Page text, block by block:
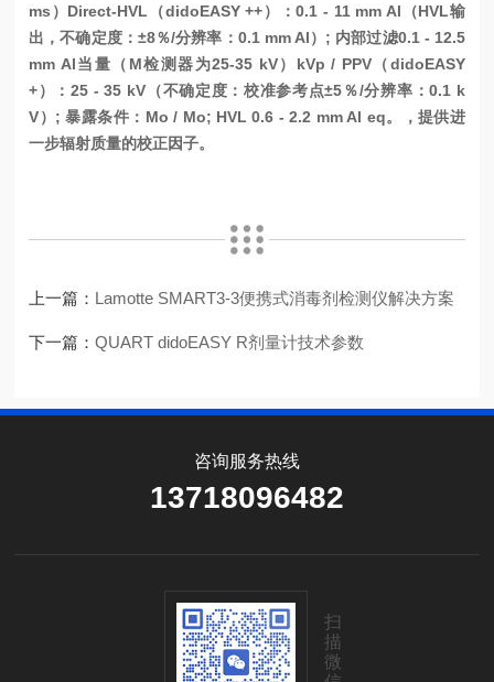
ms） Direct-HVL（didoEASY ++）：0.1 - 11 mm Al（HVL输
出，不确定度：±8％/分辨率：0.1 mm Al）; 内部过滤0.1 - 12.5
mm Al当量（M检测器为25-35 kV） kVp / PPV（didoEASY
+）：25 - 35 kV（不确定度：校准参考点±5％/分辨率：0.1 k
V）; 暴露条件：Mo / Mo; HVL 0.6 - 2.2 mm Al eq。，提供进
一步辐射质量的校正因子。
上一篇： Lamotte SMART3-3便携式消毒剂检测仪解决方案
下一篇：QUART didoEASY R剂量计技术参数
咨询服务热线
13718096482
扫
描
微